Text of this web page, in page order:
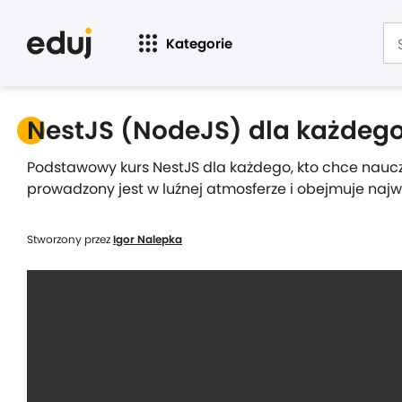
Kategorie
NestJS (NodeJS) dla
Podstawowy kurs NestJS dla każdego, kto chce
prowadzony jest w luźnej atmosferze i obejmuje
Stworzony przezIgor Nalepka